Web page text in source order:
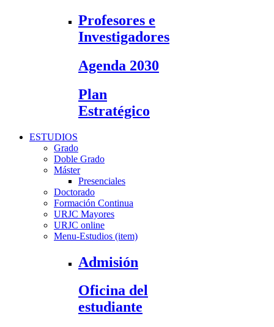
Profesores e
Investigadores
Agenda 2030
Plan
Estratégico
ESTUDIOS
Grado
Doble Grado
Máster
Presenciales
Doctorado
Formación Continua
URJC Mayores
URJC online
Menu-Estudios (item)
Admisión
Oficina del
estudiante